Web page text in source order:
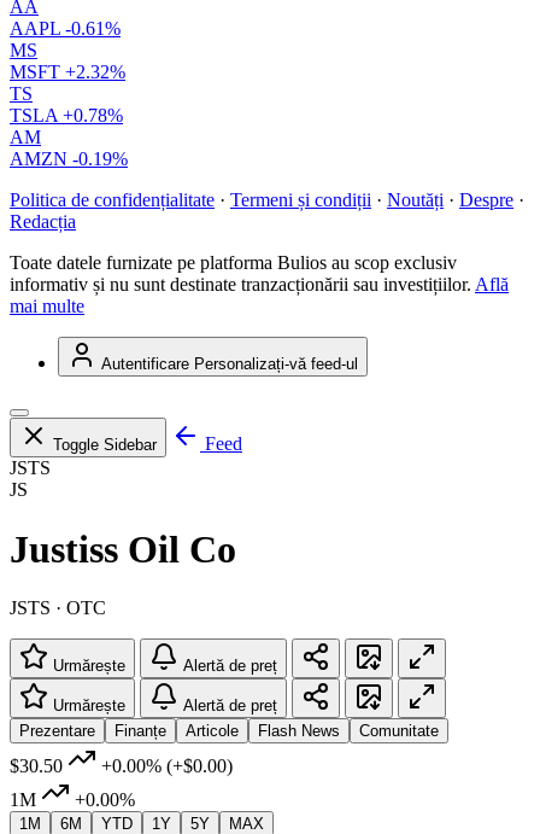
AA
AAPL -0.61%
MS
MSFT +2.32%
TS
TSLA +0.78%
AM
AMZN -0.19%
Politica de confidențialitate · Termeni și condiții · Noutăți · Despre ·
Redacția
Toate datele furnizate pe platforma Bulios au scop exclusiv
informativ și nu sunt destinate tranzacționării sau investițiilor. Află
mai multe
Autentificare Personalizați-vă feed-ul
Toggle Sidebar
Feed
JSTS
JS
Justiss Oil Co
JSTS · OTC
Urmărește Alertă de preț
Urmărește
Alertă de preț
Prezentare
Finanțe Articole Flash News Comunitate
$30.50 +0.00% (+$0.00)
1M
+0.00%
1M 6M YTD 1Y 5Y MAX